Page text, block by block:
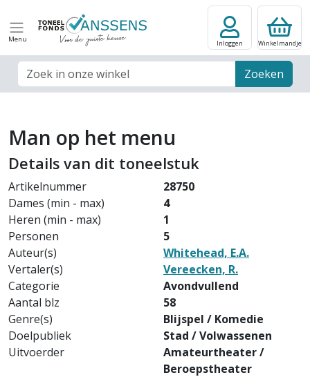
Menu
Zoek veld Zoeken
Inloggen Winkelmandje
Man op het menu
Details van dit toneelstuk
Artikelnummer
28750
Dames (min - max)
4
Heren (min - max)
1
Personen
5
Auteur(s)
Whitehead, E.A.
Vertaler(s)
Vereecken, R.
Categorie
Avondvullend
Aantal blz
58
Genre(s)
Blijspel / Komedie
Doelpubliek
Stad / Volwassenen
Uitvoerder
Amateurtheater /
Beroepstheater